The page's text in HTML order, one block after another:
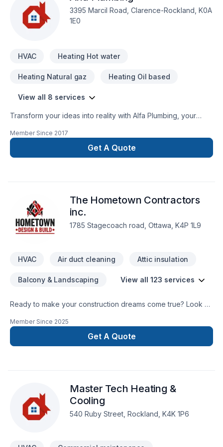
3395 Marcil Road, Clarence-Rockland, K0A
1E0
HVAC Heating Hot water
Heating Natural gaz Heating Oil based
View all 8 services
Transform your ideas into reality with Alfa Plumbing, your
heating, Oil based heating, Plumber in Eastern Ontario.
Choosing Alfa Plumbing means choosing peace of mind and
a team that genuinely cares about your success. Start
Member Since 2017
Get A Quote
The Hometown Contractors
inc.
1785 Stagecoach road, Ottawa, K4P 1L9
HVAC Air duct cleaning Attic insulation
Balcony & Landscaping View all 123 services
Ready to make your construction dreams come true? Look no
dream home a reality!
Member Since 2025
Get A Quote
Master Tech Heating &
Cooling
540 Ruby Street, Rockland, K4K 1P6